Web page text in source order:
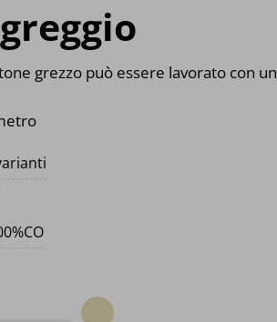
grezzo può essere lavorato con un
di prezzo: da €3.45 a €7.95